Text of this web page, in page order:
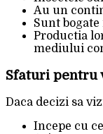
Au un
Sunt
Productia
mediului
Sfaturi pentru
Daca decizi sa
Incepe cu